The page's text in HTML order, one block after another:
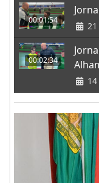
00:01:54
00:02:34